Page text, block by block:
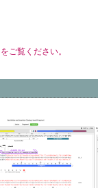
をご覧ください。